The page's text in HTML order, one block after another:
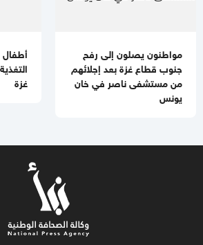
مواطنون يصلون إلى رفح
جنوب قطاع غزة بعد إجلائهم
من مستشفى ناصر في خان
يونس
غزة